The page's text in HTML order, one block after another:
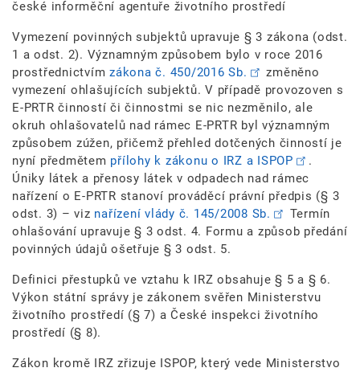
české informěční agentuře životního prostředí
Vymezení povinných subjektů upravuje § 3 zákona (odst.
1 a odst. 2). Významným způsobem bylo v roce 2016
prostřednictvím zákona č. 450/2016 Sb.
změněno
vymezení ohlašujících subjektů. V případě provozoven s
E-PRTR činností či činnostmi se nic nezměnilo, ale
okruh ohlašovatelů nad rámec E-PRTR byl významným
způsobem zúžen, přičemž přehled dotčených činností je
nyní předmětem přílohy k zákonu o IRZ a ISPOP
.
Úniky látek a přenosy látek v odpadech nad rámec
nařízení o E-PRTR stanoví prováděcí právní předpis (§ 3
odst. 3) – viz nařízení vlády č. 145/2008 Sb.
Termín
ohlašování upravuje § 3 odst. 4. Formu a způsob předání
povinných údajů ošetřuje § 3 odst. 5.
Definici přestupků ve vztahu k IRZ obsahuje § 5 a § 6.
Výkon státní správy je zákonem svěřen Ministerstvu
životního prostředí (§ 7) a České inspekci životního
prostředí (§ 8).
Zákon kromě IRZ zřizuje ISPOP, který vede Ministerstvo